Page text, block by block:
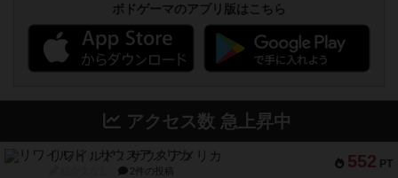
ボドゲーマのアプリ版はこちら
アクセス数 急上昇中
552 PT
リワイルド：サウスアメリカ
2件の投稿